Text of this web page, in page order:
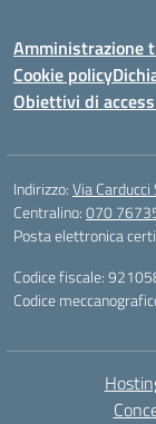
Amministrazione
Cookie policy
Obiettivi di
Indirizzo:Via
Centralino:070
Posta elettronica
Codice fiscale:
Codice